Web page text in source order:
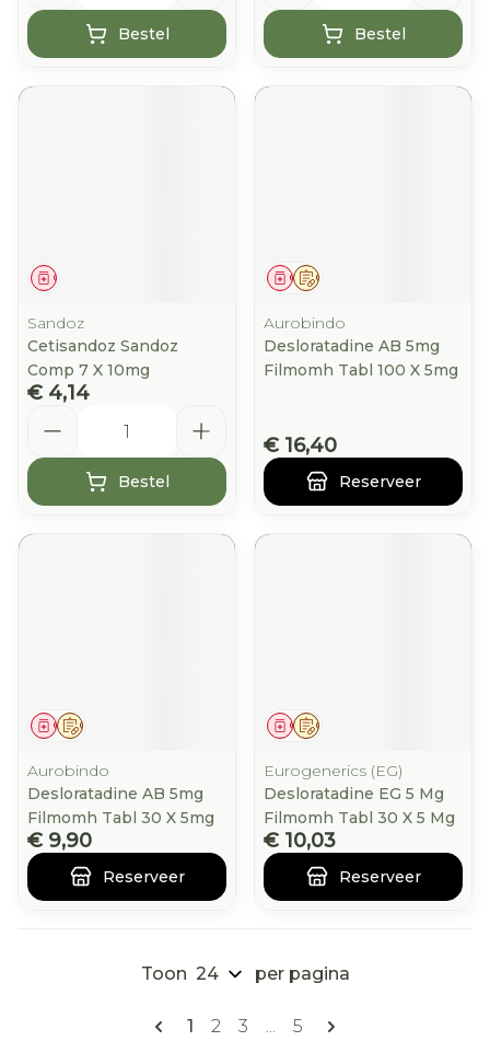
Bestel Bestel
Geneesmiddel
Sandoz
Cetisandoz Sandoz
Comp 7 X 10mg
€ 4,14
Bestel
Op voorschrift
Geneesmiddel
Aurobindo
Desloratadine AB 5mg
Filmomh Tabl 100 X 5mg
€ 16,40
Reserveer
Op voorschrift
Geneesmiddel
Aurobindo
Desloratadine AB 5mg
Filmomh Tabl 30 X 5mg
€ 9,90
Reserveer
Op voorschrift
Geneesmiddel
Eurogenerics (EG)
Desloratadine EG 5 Mg
Filmomh Tabl 30 X 5 Mg
€ 10,03
Reserveer
Pagina's
U lees momenteel pagina
1 Pagina
2 Pagina
3 ... Pagina
5
Toon per pagina